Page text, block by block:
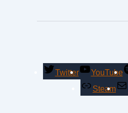
Twitter YouTube
Steam